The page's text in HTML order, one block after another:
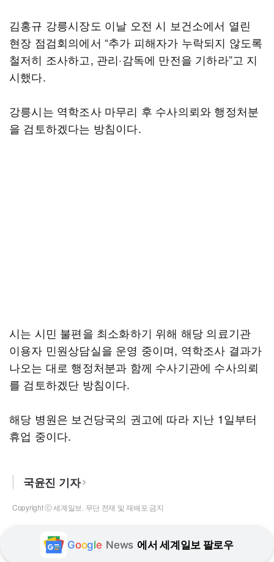
김홍규 강릉시장도 이날 오전 시 보건소에서 열린
현장 점검회의에서 “추가 피해자가 누락되지 않도록
철저히 조사하고, 관리·감독에 만전을 기하라”고 지
시했다.
강릉시는 역학조사 마무리 후 수사의뢰와 행정처분
을 검토하겠다는 방침이다.
시는 시민 불편을 최소화하기 위해 해당 의료기관
이용자 민원상담실을 운영 중이며, 역학조사 결과가
나오는 대로 행정처분과 함께 수사기관에 수사의뢰
를 검토하겠단 방침이다.
해당 병원은 보건당국의 권고에 따라 지난 1일부터
휴업 중이다.
국윤진 기자
Copyright ⓒ 세계일보. 무단 전재 및 재배포 금지
Google News 에서 세계일보 팔로우